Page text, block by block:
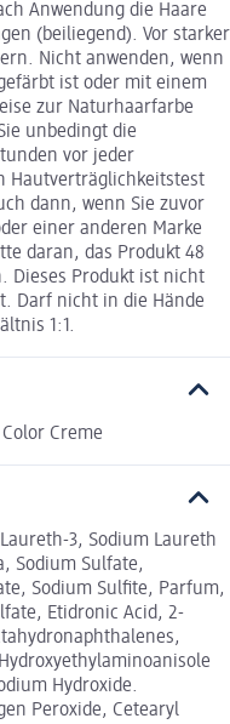
Anwendung die Haare
(beiliegend). Vor starker
Nicht anwenden, wenn
ist oder mit einem
zur Naturhaarfarbe
unbedingt die
vor jeder
Hautverträglichkeitstest
dann, wenn Sie zuvor
einer anderen Marke
daran, das Produkt 48
Dieses Produkt ist nicht
Darf nicht in die Hände
1:1.
Creme
3, Sodium Laureth
Sodium Sulfate,
Sodium Sulfite, Parfum,
Etidronic Acid, 2-
Hydroxide.
Peroxide, Cetearyl